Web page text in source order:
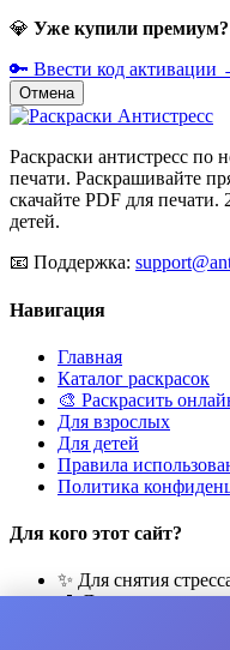
💎 Уже купили премиум?
🔑 Ввести код активации
Отмена
Раскраски антистресс
печати. Раскрашивайте
скачайте PDF для печати.
детей.
📧 Поддержка:
Навигация
Главная
Каталог раскрасок
🎨 Раскрасить
Для взрослых
Для детей
Правила
Политика
Для кого этот сайт?
✨ Для снятия
🎨 Для развития
🧘 Для медитации и
👨‍👩‍👧‍👦 Для